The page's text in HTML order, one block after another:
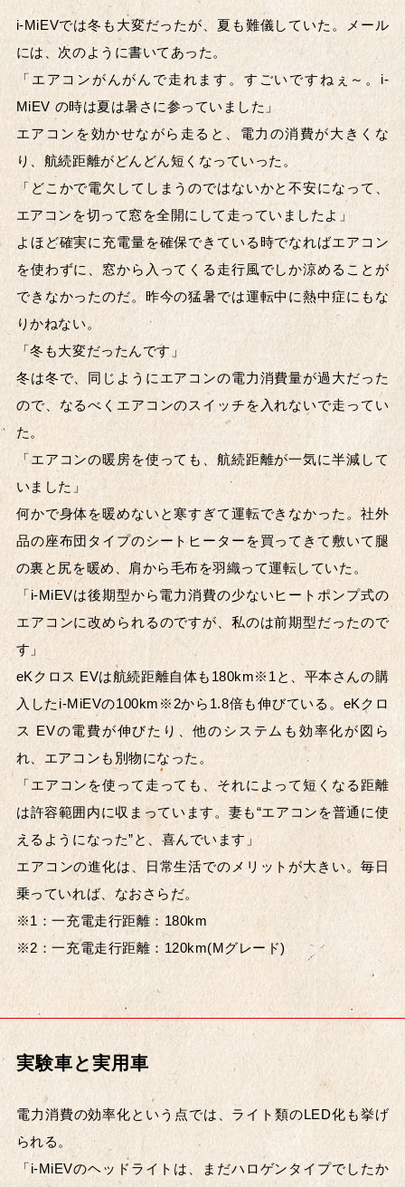
車種のジャンル
軽自動車 クーペ系
ハッチバック系 セダン・ハード
ステーションワゴン系 その他
掲載年
2026年 2025年
2023年 2020年
2019年 2018年
2017年 2016年
2015年 2014年
2013年 2012年
2011年 2010年
i-MiEVでは冬も大変だったが、夏も難儀していた。メール
には、次のように書いてあった。
「エアコンがんがんで走れます。すごいですねぇ～。i-
MiEV の時は夏は暑さに参っていました」
エアコンを効かせながら走ると、電力の消費が大きくな
り、航続距離がどんどん短くなっていった。
「どこかで電欠してしまうのではないかと不安になって、
エアコンを切って窓を全開にして走っていましたよ」
よほど確実に充電量を確保できている時でなればエアコン
を使わずに、窓から入ってくる走行風でしか涼めることが
できなかったのだ。昨今の猛暑では運転中に熱中症にもな
りかねない。
「冬も大変だったんです」
冬は冬で、同じようにエアコンの電力消費量が過大だった
ので、なるべくエアコンのスイッチを入れないで走ってい
た。
「エアコンの暖房を使っても、航続距離が一気に半減して
いました」
何かで身体を暖めないと寒すぎて運転できなかった。社外
品の座布団タイプのシートヒーターを買ってきて敷いて腿
の裏と尻を暖め、肩から毛布を羽織って運転していた。
「i-MiEVは後期型から電力消費の少ないヒートポンプ式の
エアコンに改められるのですが、私のは前期型だったので
す」
eKクロス EVは航続距離自体も180km※1と、平本さんの購
入したi-MiEVの100km※2から1.8倍も伸びている。eKクロ
ス EVの電費が伸びたり、他のシステムも効率化が図ら
れ、エアコンも別物になった。
「エアコンを使って走っても、それによって短くなる距離
は許容範囲内に収まっています。妻も“エアコンを普通に使
えるようになった”と、喜んでいます」
エアコンの進化は、日常生活でのメリットが大きい。毎日
乗っていれば、なおさらだ。
※1：一充電走行距離：180km
※2：一充電走行距離：120km(Mグレード)
実験車と実用車
電力消費の効率化という点では、ライト類のLED化も挙げ
られる。
「i-MiEVのヘッドライトは、まだハロゲンタイプでしたか